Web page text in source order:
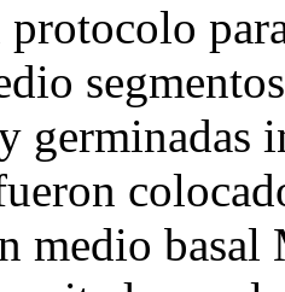
protocolo
germinadas
medio